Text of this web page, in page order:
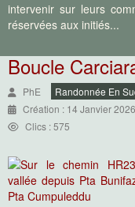
intervenir sur leurs
réservées aux initiés...
Boucle
PhE Randonnée En
Création : 14 Janvier 2026
Clics : 575